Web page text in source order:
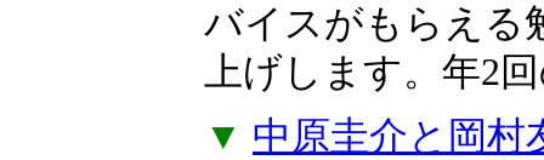
バイスがもらえる
上げします。年2
▼ 中原圭介と岡村